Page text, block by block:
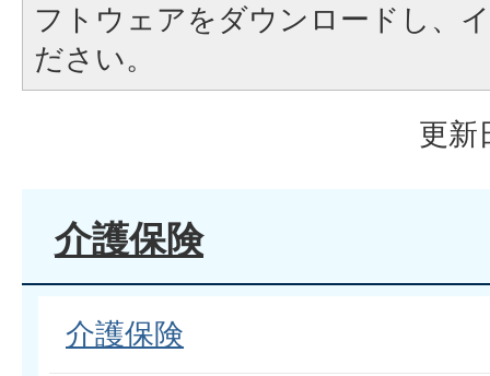
フトウェアをダウンロードし、
ださい。
更新
介護保険
介護保険